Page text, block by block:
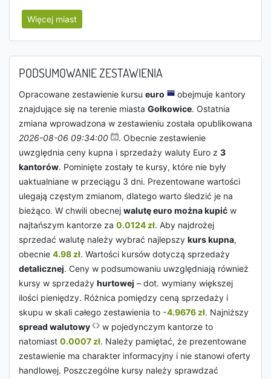
Więcej miast
PODSUMOWANIE ZESTAWIENIA
Opracowane zestawienie kursu euro
obejmuje kantory
znajdujące się na terenie miasta Gołkowice. Ostatnia
zmiana wprowadzona w zestawieniu została opublikowana
2026-08-06 09:34:00
. Obecnie zestawienie
uwzględnia ceny kupna i sprzedaży waluty Euro z 3
kantorów. Pominięte zostały te kursy, które nie były
uaktualniane w przeciągu 3 dni. Prezentowane wartości
ulegają częstym zmianom, dlatego warto śledzić je na
bieżąco. W chwili obecnej walutę euro można kupić w
najtańszym kantorze za 0.0124 zł. Aby najdrożej
sprzedać walutę należy wybrać najlepszy kurs kupna,
obecnie 4.98 zł. Wartości kursów dotyczą sprzedaży
detalicznej. Ceny w podsumowaniu uwzględniają również
kursy w sprzedaży hurtowej – dot. wymiany większej
ilości pieniędzy. Różnica pomiędzy ceną sprzedaży i
skupu w skali całego zestawienia to -4.9676 zł. Najniższy
spread walutowy
w pojedynczym kantorze to
natomiast 0.0007 zł. Należy pamiętać, że prezentowane
zestawienie ma charakter informacyjny i nie stanowi oferty
handlowej. Poszczególne kursy należy sprawdzać